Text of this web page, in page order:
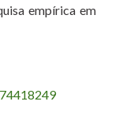
empírica em